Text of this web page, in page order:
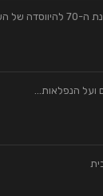
העיר אשדוד
ועל הנפלאות…